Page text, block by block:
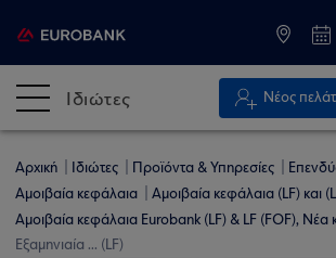
Ιδιώτες Νέος
Αρχική Ιδιώτες Προϊόντα & Υπηρεσίες
Αμοιβαία κεφάλαια
Αμοιβαία κεφάλαια (LF) και
Αμοιβαία κεφάλαια Eurobank (LF) & LF (FOF), Νέα
Εξαμηνιαία ... (LF)